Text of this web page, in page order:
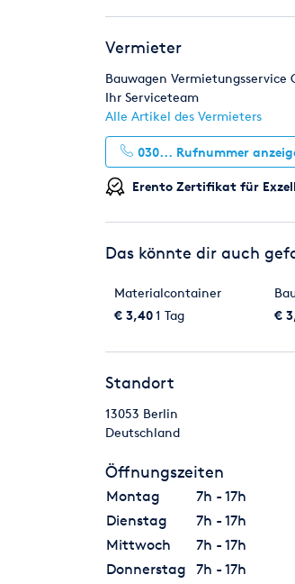
Vermieter
Bauwagen Vermietungsservice
Ihr Serviceteam
Alle Artikel des Vermieters
030... Rufnummer
Erento Zertifikat für
Das könnte dir auch
Materialcontainer
€ 3,401 Tag
€
Standort
13053 Berlin
Deutschland
Öffnungszeiten
Montag
7h - 17h
Dienstag
7h - 17h
Mittwoch
7h - 17h
Donnerstag
7h - 17h